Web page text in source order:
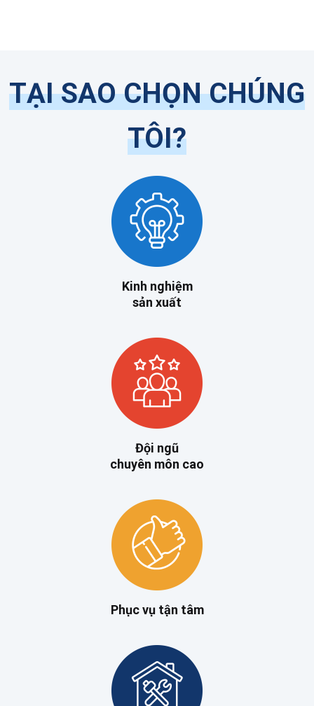
TẠI SAO CHỌN CHÚNG
TÔI?
Kinh nghiệm
sản xuất
Đội ngũ
chuyên môn cao
Phục vụ tận tâm